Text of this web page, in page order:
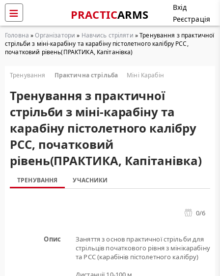
PRACTICARMS
Вхід
Реєстрація
Головна »Організатори » Навчись стріляти » Тренування з практичної
стрільби з міні-карабіну та карабіну пістолетного калібру РСС,
початковий рівень(ПРАКТИКА, Капітанівка)
Тренування Практична стрільба Міні Карабін
Тренування з практичної
стрільби з міні-карабіну та
карабіну пістолетного калібру
РСС, початковий
рівень(ПРАКТИКА, Капітанівка)
ТРЕНУВАННЯ УЧАСНИКИ
0/6
Опис
Заняття з основ практичної стрільби для
стрільців початкового рівня з мінікарабіну
та РСС (карабінів пістолетного калібру)